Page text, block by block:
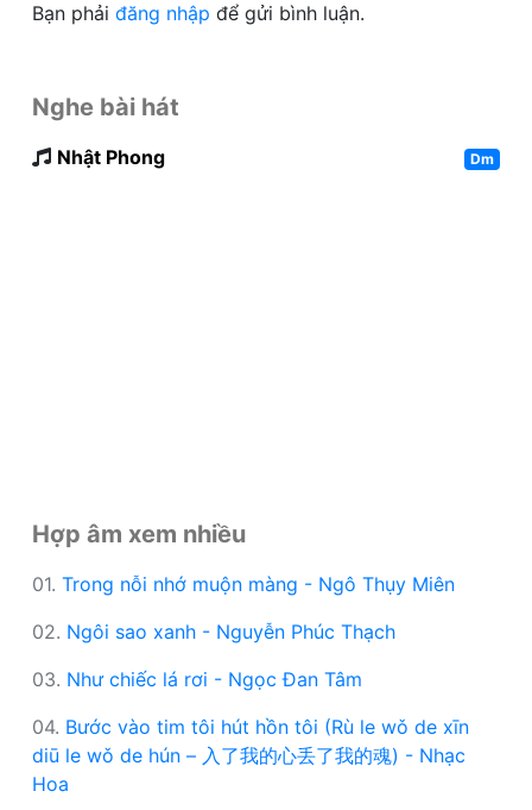
Bạn phải đăng nhập để gửi bình luận.
Nghe bài hát
Nhật Phong Dm
Hợp âm xem nhiều
01. Trong nỗi nhớ muộn màng - Ngô Thụy Miên
02. Ngôi sao xanh - Nguyễn Phúc Thạch
03. Như chiếc lá rơi - Ngọc Đan Tâm
04. Bước vào tim tôi hút hồn tôi (Rù le wǒ de xīn
diū le wǒ de hún – 入了我的心丢了我的魂) - Nhạc
Hoa